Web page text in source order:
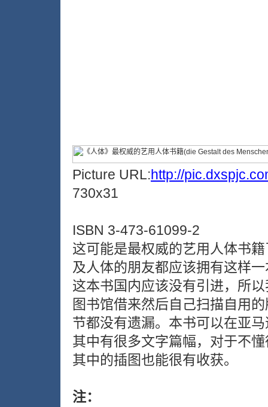
Picture URL:http://
730x31
ISBN 3-473-61099-2
这可能是最权威的艺用人体书
及人体的朋友都应该拥有这样
这本书国内应该没有引进，所
图书馆借来然后自己扫描自用
节都没有遗漏。本书可以在亚
其中有很多文字篇幅，对于不
其中的插图也能很有收获。
注：